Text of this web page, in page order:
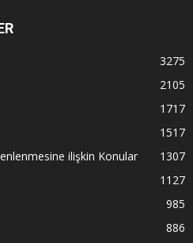
3275
2105
1717
1517
ilişkin Konular
1307
1127
985
886